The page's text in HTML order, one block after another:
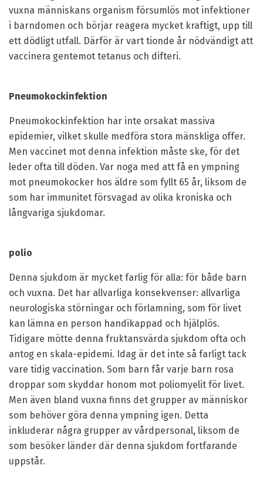
vuxna människans organism försumlös mot infektioner
i barndomen och börjar reagera mycket kraftigt, upp till
ett dödligt utfall. Därför är vart tionde år nödvändigt att
vaccinera gentemot tetanus och difteri.
Pneumokockinfektion
Pneumokockinfektion har inte orsakat massiva
epidemier, vilket skulle medföra stora mänskliga offer.
Men vaccinet mot denna infektion måste ske, för det
leder ofta till döden. Var noga med att få en ympning
mot pneumokocker hos äldre som fyllt 65 år, liksom de
som har immunitet försvagad av olika kroniska och
långvariga sjukdomar.
polio
Denna sjukdom är mycket farlig för alla: för både barn
och vuxna. Det har allvarliga konsekvenser: allvarliga
neurologiska störningar och förlamning, som för livet
kan lämna en person handikappad och hjälplös.
Tidigare mötte denna fruktansvärda sjukdom ofta och
antog en skala-epidemi. Idag är det inte så farligt tack
vare tidig vaccination. Som barn får varje barn rosa
droppar som skyddar honom mot poliomyelit för livet.
Men även bland vuxna finns det grupper av människor
som behöver göra denna ympning igen. Detta
inkluderar några grupper av vårdpersonal, liksom de
som besöker länder där denna sjukdom fortfarande
uppstår.